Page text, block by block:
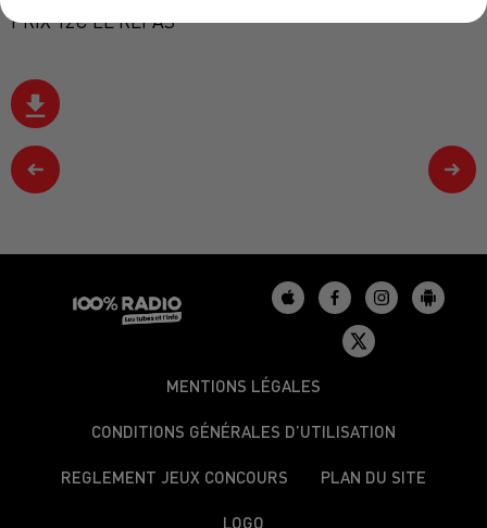
PRIX 12€ LE REPAS
MENTIONS LÉGALES
CONDITIONS GÉNÉRALES D’UTILISATION
REGLEMENT JEUX CONCOURS PLAN DU SITE
LOGO